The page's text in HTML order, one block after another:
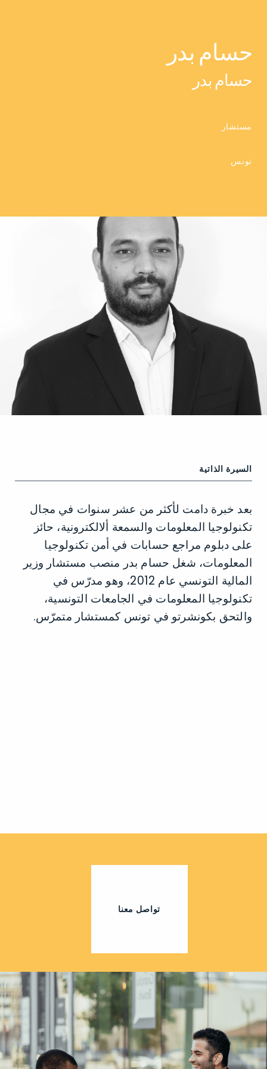
حسام بدر
حسام بدر
مستشار
تونس
السيرة الذاتية
بعد خبرة دامت لأكثر من عشر سنوات في مجال
تكنولوجيا المعلومات والسمعة ألالكترونية، حائز
على دبلوم مراجع حسابات في أمن تكنولوجيا
المعلومات، شغل حسام بدر منصب مستشار وزير
المالية التونسي عام 2012، وهو مدرّس في
تكنولوجيا المعلومات في الجامعات التونسية،
والتحق بكونشرتو في تونس كمستشار متمرّس.
تواصل معنا